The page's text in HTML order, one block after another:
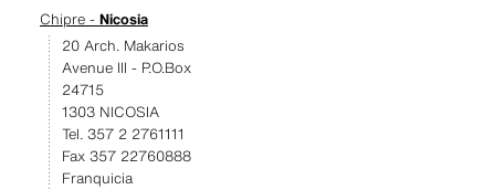
Chipre - Nicosia
20 Arch. Makarios
Avenue III - P.O.Box
24715
1303 NICOSIA
Tel. 357 2 2761111
Fax 357 22760888
Franquicia